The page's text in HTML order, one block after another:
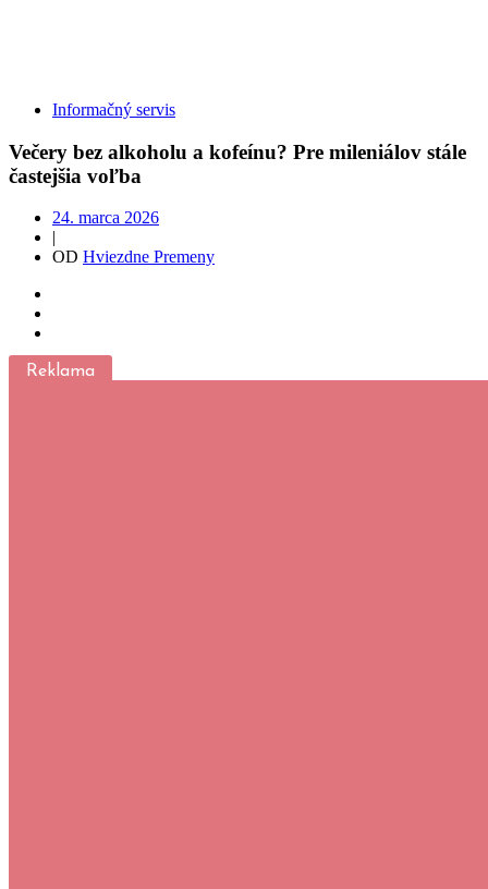
Informačný servis
Večery bez alkoholu a kofeínu? Pre mileniálov stále
častejšia voľba
24. marca 2026
|
OD Hviezdne Premeny